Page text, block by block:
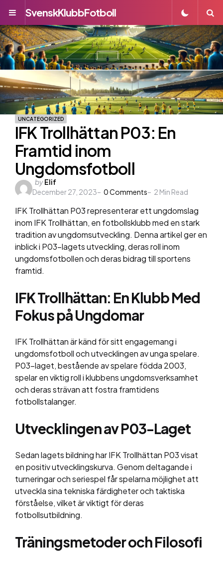
Menu
SvenskKlubbFotboll
UNCATEGORIZED
IFK Trollhättan P03: En
Framtid inom
Ungdomsfotboll
Posted
by
byElif
December 27, 2023
0Comments 2 Min Read
IFK Trollhättan P03 representerar ett ungdomslag
inom IFK Trollhättan, en fotbollsklubb med en stark
tradition av ungdomsutveckling. Denna artikel ger en
inblick i P03-lagets utveckling, deras roll inom
ungdomsfotbollen och deras bidrag till sportens
framtid.
IFK Trollhättan: En Klubb Med
Fokus på Ungdomar
IFK Trollhättan är känd för sitt engagemang i
ungdomsfotboll och utvecklingen av unga spelare.
P03-laget, bestående av spelare födda 2003,
spelar en viktig roll i klubbens ungdomsverksamhet
och deras strävan att fostra framtidens
fotbollstalanger.
Utvecklingen av P03-Laget
Sedan lagets bildning har IFK Trollhättan P03 visat
en positiv utvecklingskurva. Genom deltagande i
turneringar och seriespel får spelarna möjlighet att
utveckla sina tekniska färdigheter och taktiska
förståelse, vilket är viktigt för deras
fotbollsutbildning.
Träningsmetoder och Filosofi